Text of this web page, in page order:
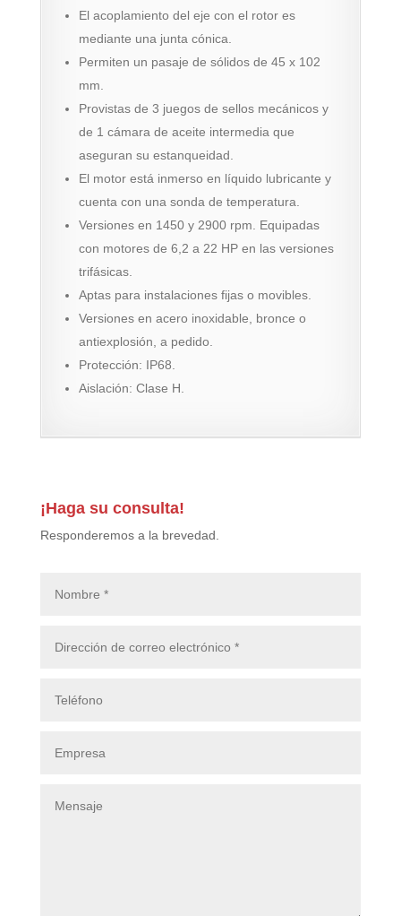
El acoplamiento del eje con el rotor es
mediante una junta cónica.
Permiten un pasaje de sólidos de 45 x 102
mm.
Provistas de 3 juegos de sellos mecánicos y
de 1 cámara de aceite intermedia que
aseguran su estanqueidad.
El motor está inmerso en líquido lubricante y
cuenta con una sonda de temperatura.
Versiones en 1450 y 2900 rpm. Equipadas
con motores de 6,2 a 22 HP en las versiones
trifásicas.
Aptas para instalaciones fijas o movibles.
Versiones en acero inoxidable, bronce o
antiexplosión, a pedido.
Protección: IP68.
Aislación: Clase H.
¡Haga su consulta!
Responderemos a la brevedad.